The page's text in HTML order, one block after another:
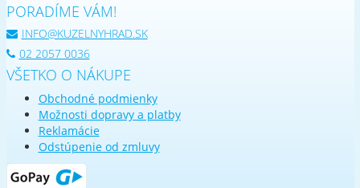
PORADÍME VÁM!
INFO@KUZELNYHRAD.SK
02 2057 0036
VŠETKO O NÁKUPE
Obchodné podmienky
Možnosti dopravy a platby
Reklamácie
Odstúpenie od zmluvy